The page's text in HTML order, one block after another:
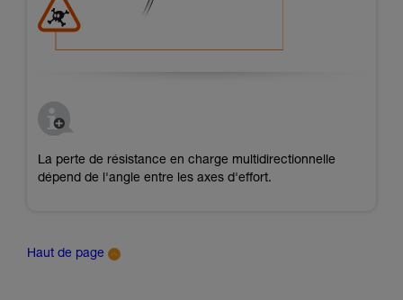
La perte de résistance en charge multidirectionnelle
dépend de l'angle entre les axes d'effort.
Haut de page